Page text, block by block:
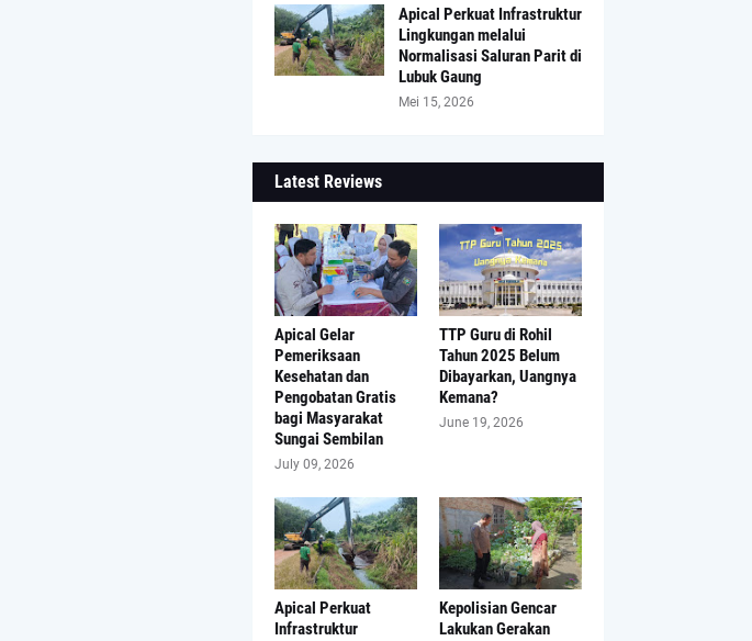
Apical Perkuat Infrastruktur
Lingkungan melalui
Normalisasi Saluran Parit di
Lubuk Gaung
Mei 15, 2026
Latest Reviews
Apical Gelar
Pemeriksaan
Kesehatan dan
Pengobatan Gratis
bagi Masyarakat
Sungai Sembilan
July 09, 2026
TTP Guru di Rohil
Tahun 2025 Belum
Dibayarkan, Uangnya
Kemana?
June 19, 2026
Apical Perkuat
Infrastruktur
Kepolisian Gencar
Lakukan Gerakan